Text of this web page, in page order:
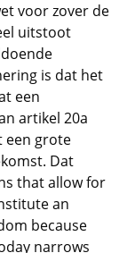
voor zover de
uitstoot
is dat het
een
artikel 20a
een grote
Dat
that allow for
an
because
narrows